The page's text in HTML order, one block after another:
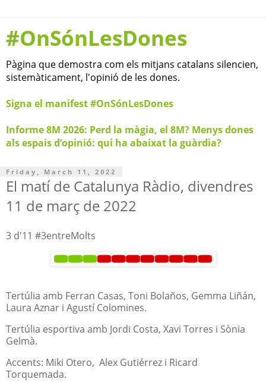
#OnSónLesDones
Pàgina que demostra com els mitjans catalans silencien,
sistemàticament, l'opinió de les dones.
Signa el manifest #OnSónLesDones
Informe 8M 2026: Perd la màgia, el 8M? Menys dones
als espais d’opinió: qui ha abaixat la guàrdia?
Friday, March 11, 2022
El matí de Catalunya Ràdio, divendres
11 de març de 2022
3 d'11 #3entreMolts
Tertúlia amb Ferran Casas, Toni Bolaños, Gemma Liñán,
Laura Aznar i Agustí Colomines.
Tertúlia esportiva amb Jordi Costa, Xavi Torres i Sònia
Gelmà.
Accents: Miki Otero, Alex Gutiérrez i Ricard
Torquemada.